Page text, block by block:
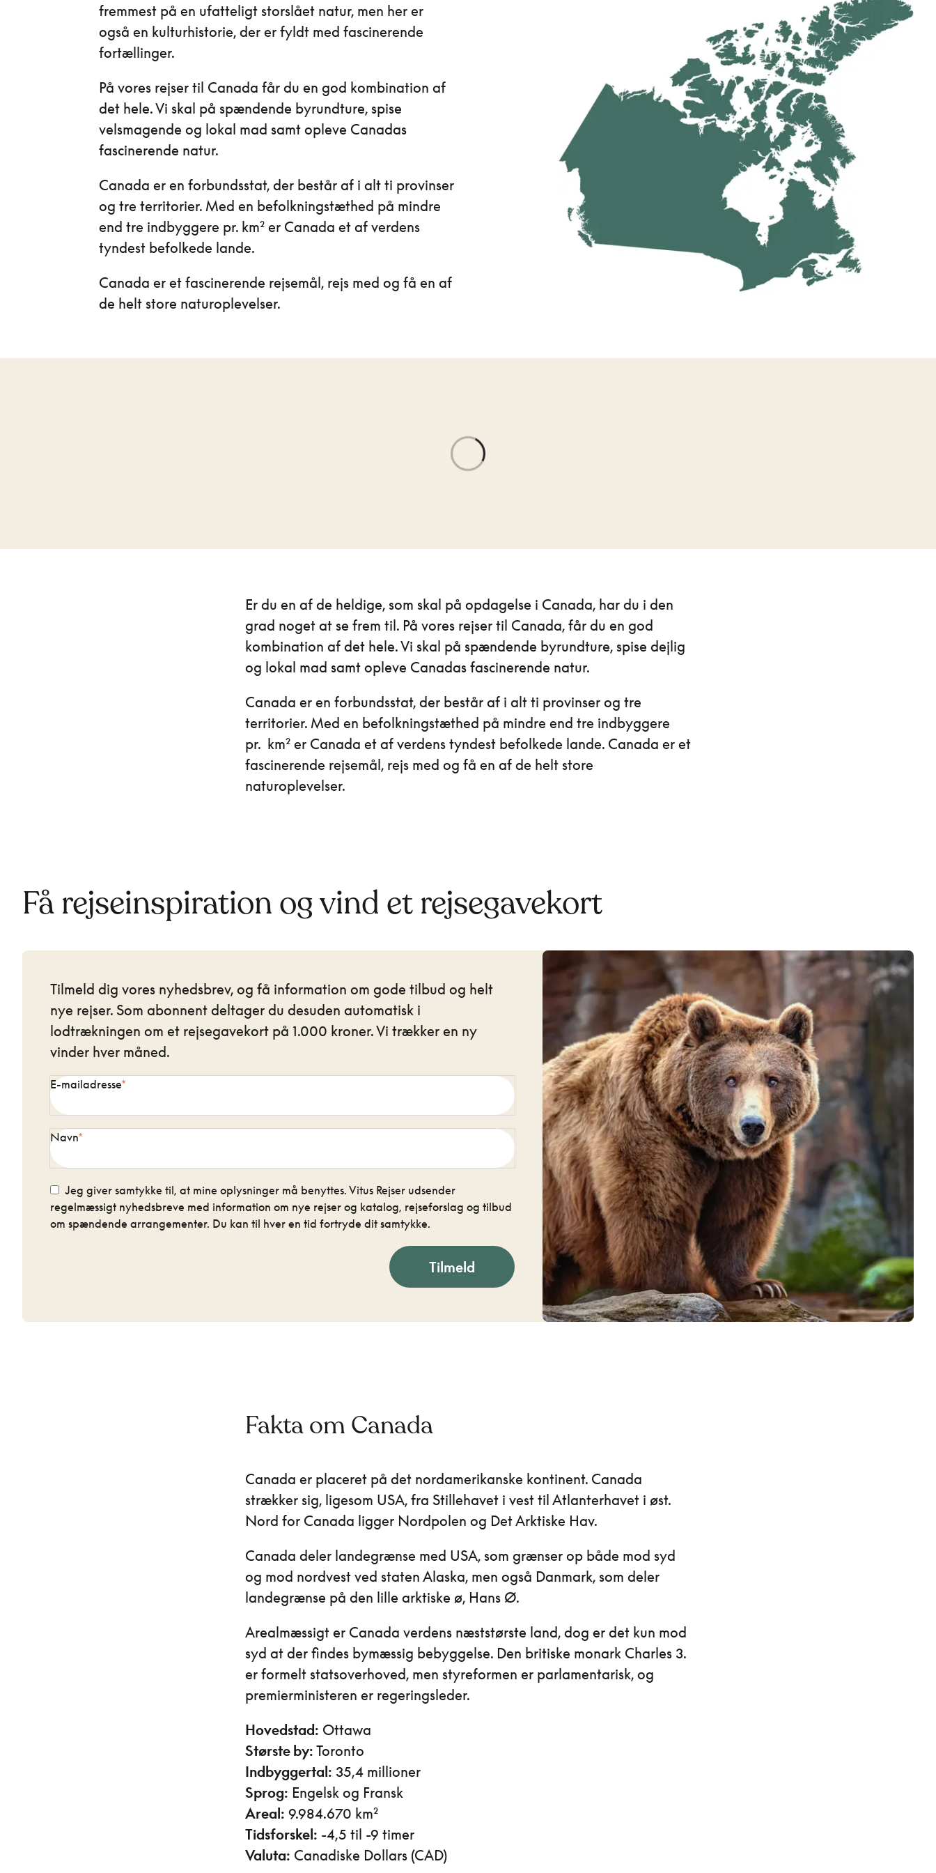
fremmest på en ufatteligt storslået natur, men her er
også en kulturhistorie, der er fyldt med fascinerende
fortællinger.
På vores rejser til Canada får du en god kombination af
det hele. Vi skal på spændende byrundture, spise
velsmagende og lokal mad samt opleve Canadas
fascinerende natur.
Canada er en forbundsstat, der består af i alt ti provinser
og tre territorier. Med en befolkningstæthed på mindre
end tre indbyggere pr. km² er Canada et af verdens
tyndest befolkede lande.
Canada er et fascinerende rejsemål, rejs med og få en af
de helt store naturoplevelser.
Er du en af de heldige, som skal på opdagelse i Canada, har du i den
grad noget at se frem til. På vores rejser til Canada, får du en god
kombination af det hele. Vi skal på spændende byrundture, spise dejlig
og lokal mad samt opleve Canadas fascinerende natur.
Canada er en forbundsstat, der består af i alt ti provinser og tre
territorier. Med en befolkningstæthed på mindre end tre indbyggere
pr. km² er Canada et af verdens tyndest befolkede lande. Canada er et
fascinerende rejsemål, rejs med og få en af de helt store
naturoplevelser.
Få rejseinspiration og vind et rejsegavekort
Tilmeld dig vores nyhedsbrev, og få information om gode tilbud og helt
nye rejser. Som abonnent deltager du desuden automatisk i
lodtrækningen om et rejsegavekort på 1.000 kroner. Vi trækker en ny
vinder hver måned.
E-mailadresse
Navn
Jeg giver samtykke til, at mine oplysninger må benyttes. Vitus Rejser udsender
regelmæssigt nyhedsbreve med information om nye rejser og katalog, rejseforslag og tilbud
om spændende arrangementer. Du kan til hver en tid fortryde dit samtykke.
Tilmeld
Fakta om Canada
Canada er placeret på det nordamerikanske kontinent. Canada
strækker sig, ligesom USA, fra Stillehavet i vest til Atlanterhavet i øst.
Nord for Canada ligger Nordpolen og Det Arktiske Hav.
Canada deler landegrænse med USA, som grænser op både mod syd
og mod nordvest ved staten Alaska, men også Danmark, som deler
landegrænse på den lille arktiske ø, Hans Ø.
Arealmæssigt er Canada verdens næststørste land, dog er det kun mod
syd at der findes bymæssig bebyggelse. Den britiske monark Charles 3.
er formelt statsoverhoved, men styreformen er parlamentarisk, og
premierministeren er regeringsleder.
Hovedstad: Ottawa
Største by: Toronto
Indbyggertal: 35,4 millioner
Sprog: Engelsk og Fransk
Areal: 9.984.670 km²
Tidsforskel: -4,5 til -9 timer
Valuta: Canadiske Dollars (CAD)